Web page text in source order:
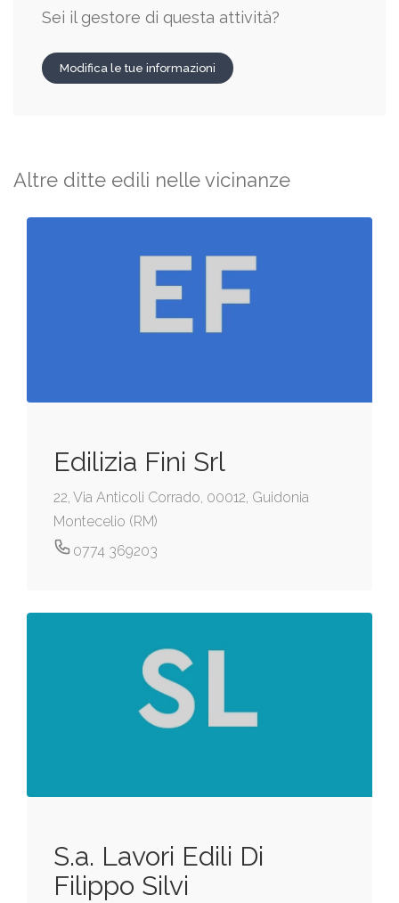
Sei il gestore di questa attività?
Modifica le tue informazioni
Altre ditte edili nelle vicinanze
Edilizia Fini Srl
22, Via Anticoli Corrado, 00012, Guidonia
Montecelio (RM)
0774 369203
S.a. Lavori Edili Di
Filippo Silvi